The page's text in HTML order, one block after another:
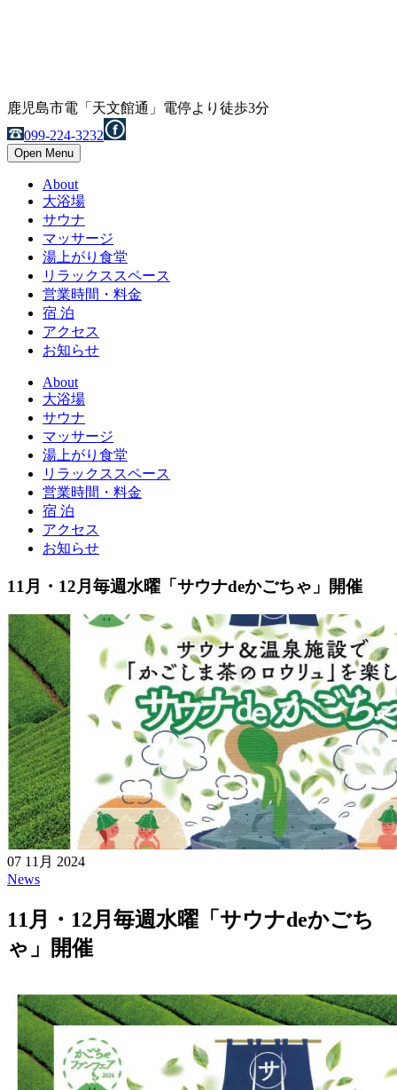
鹿児島市電「天文館通」電停より徒歩3分
099-224-3232
Open Menu
About
大浴場
サウナ
マッサージ
湯上がり食堂
リラックススペース
営業時間・料金
宿 泊
アクセス
お知らせ
About
大浴場
サウナ
マッサージ
湯上がり食堂
リラックススペース
営業時間・料金
宿 泊
アクセス
お知らせ
11月・12月毎週水曜「サウナdeかごちゃ」開催
07 11月 2024
News
11月・12月毎週水曜「サウナdeかごち
ゃ」開催